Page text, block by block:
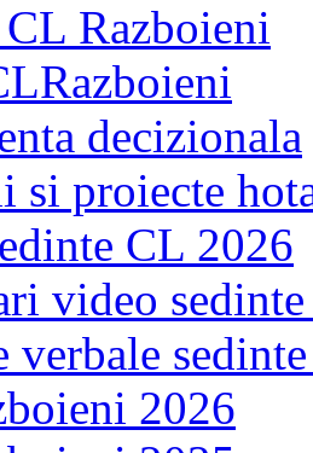
Razboieni
decizionala
si proiecte
CL 2026
video
verbale
2026